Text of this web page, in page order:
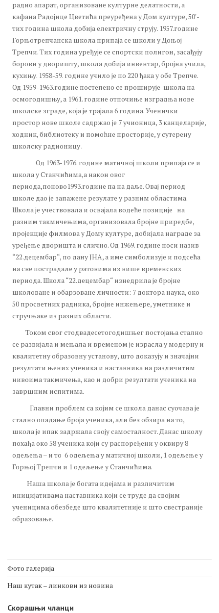
радио апарат, организоване културне делатности, а
кафана Радојице Цветића преуређена у Дом културе, 50′-
тих година школа добија електричну струју. 1957.године
Горњотрепчанска школа припаја се школи у Доњој
Трепчи. Тих година уређује се спортски полигон, засађују
борови у дворишту, школа добија инвентар, бројна учила,
кухињу. 1958-59. године учило је по 220 ђака у обе Трепче.
Од 1959-1963.године постепено се проширује школа на
осмогодишњу, а 1961. године отпочиње изградња нове
школске зграде, која је трајала 6 година. Ученички
простор нове школе садржао је 7 учионица, 3 канцеларије,
ходник, библиотеку и помоћне просторије, у сутерену
школску радионицу .
Од 1963-1976. године матичној школи припаја се и
школа у Станчићима,а након овог
периода,поново1993.године па на даље. Овај период
школе дао је запажене резулате у разним областима.
Школа је учествовала и освајала водеће позиције на
разним такмичењима, организовала бројне приредбе,
пројекције филмова у Дому културе, добијала награде за
уређење дворишта и слично. Од 1969. године носи назив
“22.децембар“, по дану ЈНА, а име симболизује и подсећа
на све пострадале у ратовима из више временских
периода. Школа “22.децембар“ изнедрила је бројне
школоване и обарзоване личности: 7 доктора наука, око
50 просветних радника, бројне инжењере, уметнике и
стручњаке из разних области.
Током свог стодвадесетогодишњег постојања стално
се развијала и мењала и временом је израсла у модерну и
квалитетну образовну установу, што доказују и значајни
резултати њених ученика и наставника на различитим
нивоима такмичења, као и добри резултати ученика на
завршним испитима.
Главни проблем са којим се школа данас суочава је
стално опадање броја ученика, али без обзира на то,
школа је ипак задржала своју самосталност. Данас школу
похађа око 58 ученика који су распоређени у оквиру 8
одељења – и то 6 одељења у матичној школи, 1 одељење у
Горњој Трепчи и 1 одељењe у Станчићима.
Наша школа је богата идејама и различитим
иницијативама наставника који се труде да својим
ученицима обезбеде што квалитетније и што свестраније
образовање.
Фото галерија
Наш кутак – линкови из новина
Скорашњи чланци